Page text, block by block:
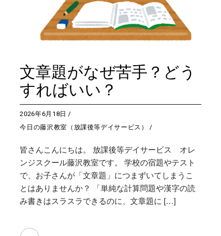
文章題がなぜ苦手？どう
すればいい？
2026年6月18日
今日の藤沢教室（放課後等デイサービス）
皆さんこんにちは。 放課後等デイサービス オレ
ンジスクール藤沢教室です。 学校の宿題やテスト
で、お子さんが「文章題」につまずいてしまうこ
とはありませんか？ 「単純な計算問題や漢字の読
み書きはスラスラできるのに、文章題に […]